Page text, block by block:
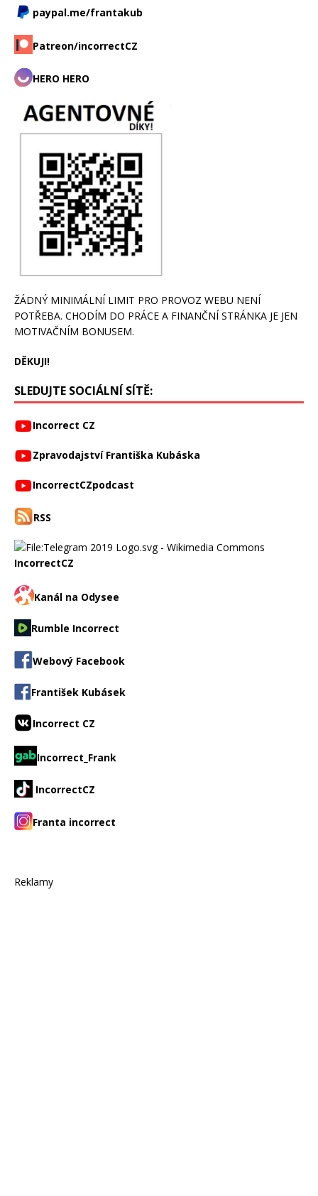
paypal.me/frantakub
Patreon/incorrectCZ
HERO HERO
ŽÁDNÝ MINIMÁLNÍ LIMIT PRO PROVOZ WEBU NENÍ
POTŘEBA. CHODÍM DO PRÁCE A FINANČNÍ STRÁNKA JE JEN
MOTIVAČNÍM BONUSEM.
DĚKUJI!
SLEDUJTE SOCIÁLNÍ SÍTĚ:
Incorrect CZ
Zpravodajství Františka Kubáska
IncorrectCZpodcast
RSS
IncorrectCZ
Kanál na Odysee
Rumble Incorrect
Webový Facebook
František Kubásek
Incorrect CZ
Incorrect_Frank
IncorrectCZ
Franta incorrect
Reklamy